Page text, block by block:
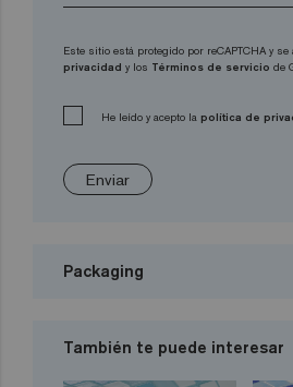
Este sitio está protegido por reCAPTCHA y
privacidad y los Términos de servicio de
He leído y acepto la política de
Enviar
Packaging
También te puede interesar